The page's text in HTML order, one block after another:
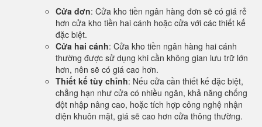
Cửa đơn: Cửa kho tiền ngân hàng đơn sẽ có giá rẻ
hơn cửa kho tiền hai cánh hoặc cửa với các thiết kế
đặc biệt.
Cửa hai cánh: Cửa kho tiền ngân hàng hai cánh
thường được sử dụng khi cần không gian lưu trữ lớn
hơn, nên sẽ có giá cao hơn.
Thiết kế tùy chỉnh: Nếu cửa cần thiết kế đặc biệt,
chẳng hạn như cửa có nhiều ngăn, khả năng chống
đột nhập nâng cao, hoặc tích hợp công nghệ nhận
diện khuôn mặt, giá sẽ cao hơn cửa thông thường.